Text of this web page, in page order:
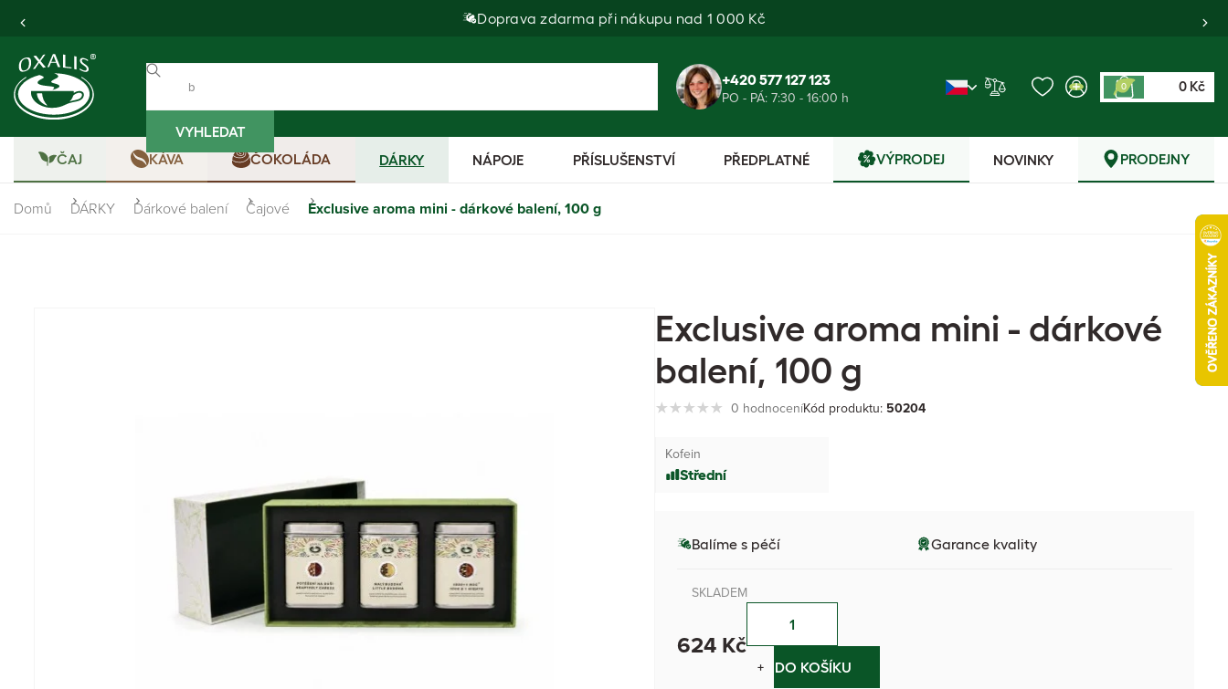
Doprava zdarma při nákupu nad 1 000 Kč
VYHLEDAT
+420 577 127 123
PO - PÁ: 7:30 - 16:00 h
0 0 Kč
ČAJ KÁVA ČOKOLÁDA DÁRKY NÁPOJE PŘÍSLUŠENSTVÍ PŘEDPLATNÉ VÝPRODEJ NOVINKY PRODEJNY
Domů DÁRKY Dárkové balení Čajové Exclusive aroma mini - dárkové balení, 100 g
Exclusive aroma mini - dárkové
balení, 100 g
0 hodnoceníKód produktu: 50204
Kofein
Střední
Balíme s péčí Garance kvality
SKLADEM
624 Kč
−
+ DO KOŠÍKU